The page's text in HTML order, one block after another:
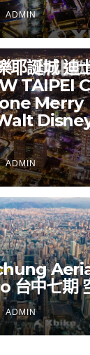
ADMIN
耶誕城 迪
TAIPEI
Merry
ADMIN
台中七期
ADMIN